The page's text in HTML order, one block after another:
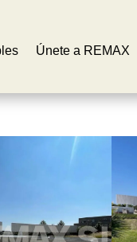
Únete a REMAX